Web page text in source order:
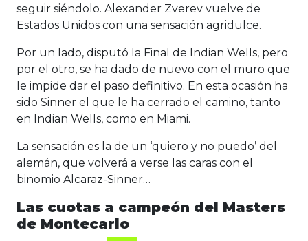
seguir siéndolo. Alexander Zverev vuelve de
Estados Unidos con una sensación agridulce.
Por un lado, disputó la Final de Indian Wells, pero
por el otro, se ha dado de nuevo con el muro que
le impide dar el paso definitivo. En esta ocasión ha
sido Sinner el que le ha cerrado el camino, tanto
en Indian Wells, como en Miami.
La sensación es la de un ‘quiero y no puedo’ del
alemán, que volverá a verse las caras con el
binomio Alcaraz-Sinner…
Las cuotas a campeón del Masters
de Montecarlo